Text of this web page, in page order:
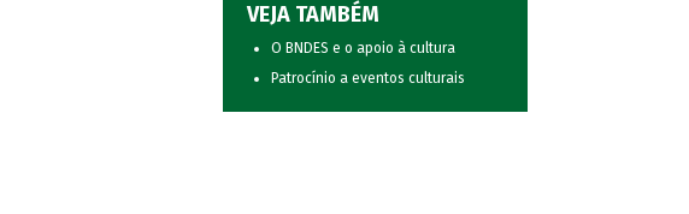
VEJA TAMBÉM
O BNDES e o apoio à cultura
Patrocínio a eventos culturais